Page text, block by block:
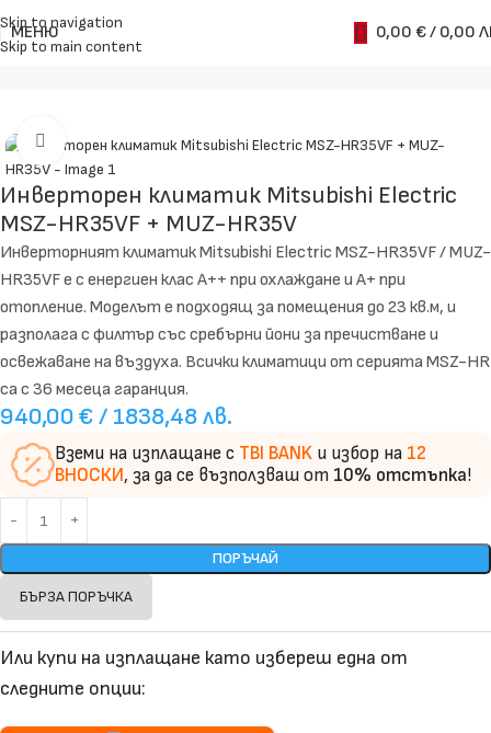
Skip to navigation
Skip to main content
МЕНЮ 0,00 €/ 0,00
Начало Климатици
Увеличи
Инверторен климатик Mitsubishi Electric
MSZ-HR35VF + MUZ-HR35V
Инверторният климатик Mitsubishi Electric MSZ-HR35VF / MUZ-
HR35VF е с енергиен клас А++ при охлаждане и А+ при
отопление. Моделът е подходящ за помещения до 23 кв.м, и
разполага с филтър със сребърни йони за пречистване и
освежаване на въздуха. Всички климатици от серията MSZ-HR
са с 36 месеца гаранция.
940,00€ / 1838,48 лв.
Вземи на изплащане с TBI BANK и избор на 12
ВНОСКИ, за да се възползваш от 10% отстъпка!
ПОРЪЧАЙ
БЪРЗА ПОРЪЧКА
Или купи на изплащане като избереш една от
следните опции: